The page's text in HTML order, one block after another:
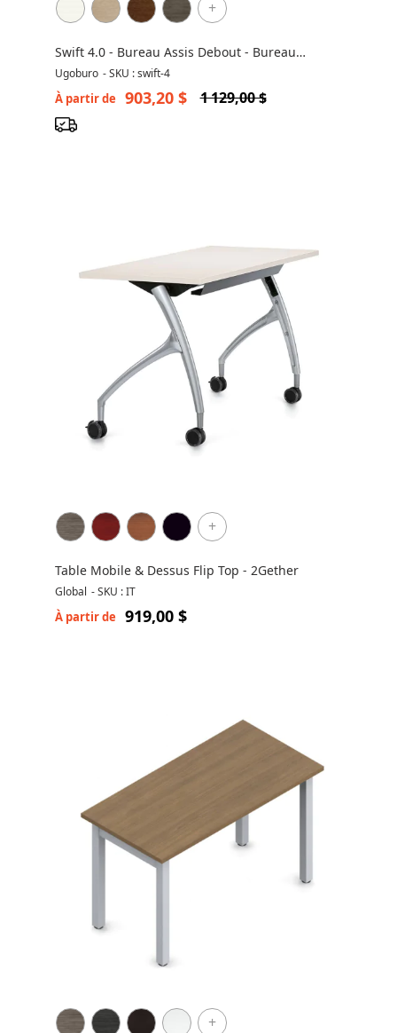
+
Swift 4.0 - Bureau Assis Debout - Bureau
Ajustable Montréal
Ugoburo -SKU : swift-4
À partir de 903,20 $ 1 129,00 $
+
Table Mobile & Dessus Flip Top - 2Gether
Global -SKU : IT
À partir de 919,00 $
+